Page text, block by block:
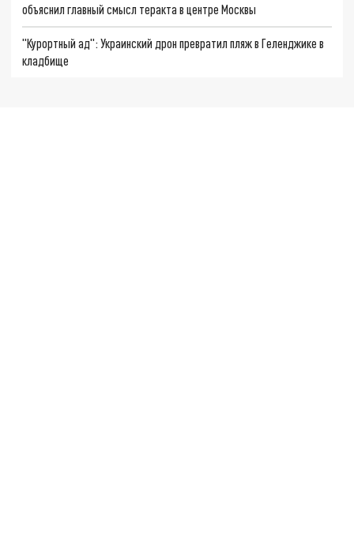
объяснил главный смысл теракта в центре Москвы
"Курортный ад": Украинский дрон превратил пляж в Геленджике в
кладбище